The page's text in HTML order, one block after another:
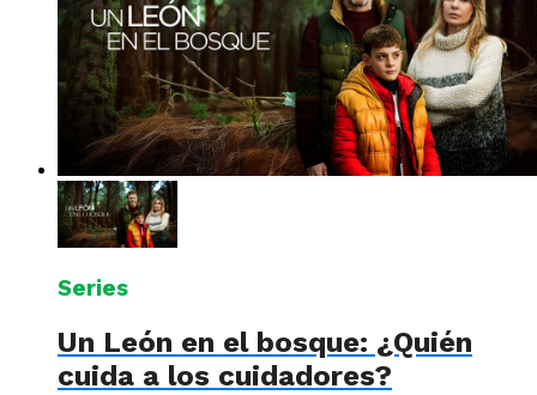
Series
Un León en el bosque: ¿Quién
cuida a los cuidadores?